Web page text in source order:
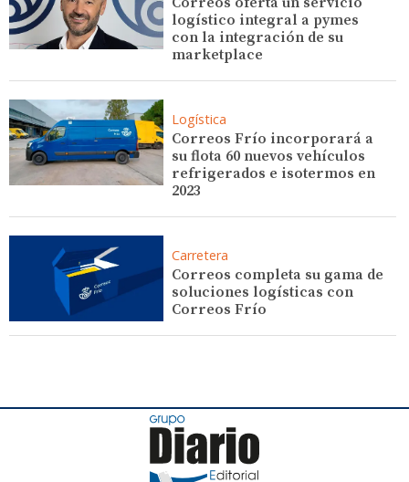
logístico integral a pymes
con la integración de su
marketplace
Logística
Correos Frío incorporará a
su flota 60 nuevos vehículos
refrigerados e isotermos en
2023
Carretera
Correos completa su gama de
soluciones logísticas con
Correos Frío